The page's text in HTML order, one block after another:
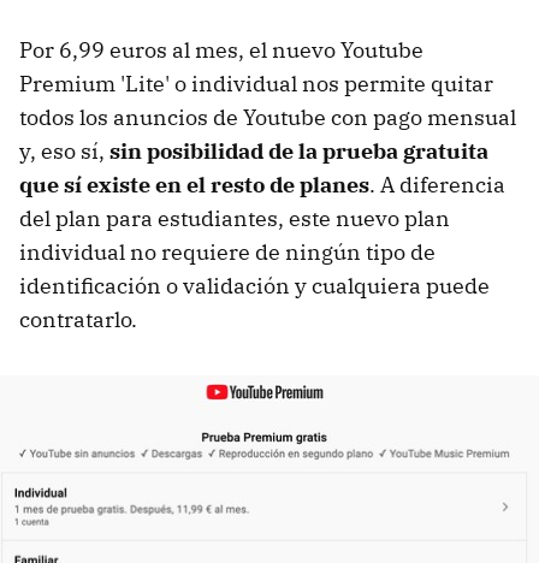
Por 6,99 euros al mes, el nuevo Youtube
Premium 'Lite' o individual nos permite quitar
todos los anuncios de Youtube con pago mensual
y, eso sí, sin posibilidad de la prueba gratuita
que sí existe en el resto de planes. A diferencia
del plan para estudiantes, este nuevo plan
individual no requiere de ningún tipo de
identificación o validación y cualquiera puede
contratarlo.